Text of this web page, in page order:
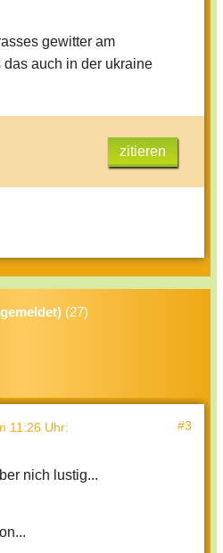
gewitter am
auch in der ukraine
zitieren
(27)
11:26 Uhr: #3
nich lustig...